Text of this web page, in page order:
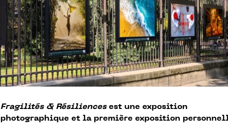
Fragilités & Résiliencesest une exposition
photographique et la première exposition